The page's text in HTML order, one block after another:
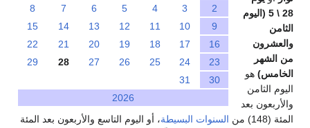
2
3
4
5
6
7
8
9
10
11
12
13
14
15
16
17
18
19
20
21
22
23
24
25
26
27
28
29
30
31
2026
28 \ 5 (اليوم
الثامن
والعشرون
من الشهر
الخامس) هو
اليوم الثامن
والأربعون بعد
المئة (148) من
السنوات البسيطة، أو اليوم التاسع والأربعون بعد المئة